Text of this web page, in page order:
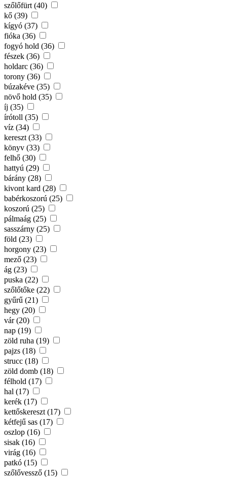
szőlőfürt (40)
kő (39)
kígyó (37)
fióka (36)
fogyó hold (36)
fészek (36)
holdarc (36)
torony (36)
búzakéve (35)
növő hold (35)
íj (35)
írótoll (35)
víz (34)
kereszt (33)
könyv (33)
felhő (30)
hattyú (29)
bárány (28)
kivont kard (28)
babérkoszorú (25)
koszorú (25)
pálmaág (25)
sasszárny (25)
föld (23)
horgony (23)
mező (23)
ág (23)
puska (22)
szőlőtőke (22)
gyűrű (21)
hegy (20)
vár (20)
nap (19)
zöld ruha (19)
pajzs (18)
strucc (18)
zöld domb (18)
félhold (17)
hal (17)
kerék (17)
kettőskereszt (17)
kétfejű sas (17)
oszlop (16)
sisak (16)
virág (16)
patkó (15)
szőlővessző (15)